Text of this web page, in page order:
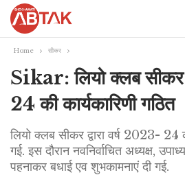
Home सीकर
Sikar: लियो क्लब
24 की कार्यकारिणी गठित
लियो क्लब सीकर द्वारा वर्ष 2023- 24
गई. इस दौरान नवनिर्वाचित अध्यक्ष,
पहनाकर बधाई एव शुभकामनाएं दी गई.